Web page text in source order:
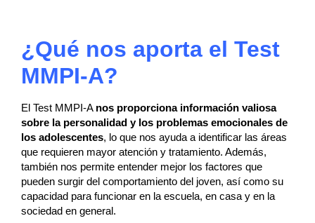
¿Qué nos aporta el Test
MMPI-A?
El Test MMPI-A nos proporciona información valiosa
sobre la personalidad y los problemas emocionales de
los adolescentes, lo que nos ayuda a identificar las áreas
que requieren mayor atención y tratamiento. Además,
también nos permite entender mejor los factores que
pueden surgir del comportamiento del joven, así como su
capacidad para funcionar en la escuela, en casa y en la
sociedad en general.